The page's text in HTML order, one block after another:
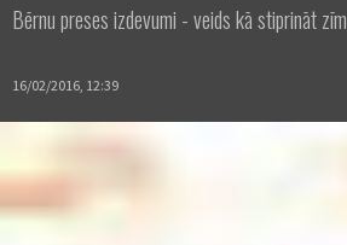
Bērnu preses izdevumi - veids kā stiprināt
16/02/2016, 12:39